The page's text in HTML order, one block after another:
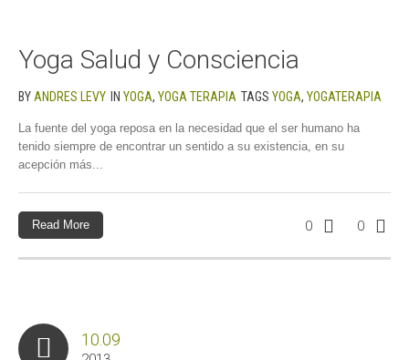
Yoga Salud y Consciencia
BY ANDRES LEVY IN YOGA, YOGA TERAPIA TAGS YOGA, YOGATERAPIA
La fuente del yoga reposa en la necesidad que el ser humano ha
tenido siempre de encontrar un sentido a su existencia, en su
acepción más...
0 0
Read More
10.09